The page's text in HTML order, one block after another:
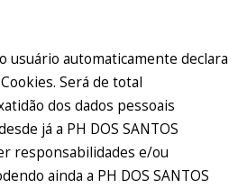
usuário automaticamente declara
Será de total
dos dados pessoais
já a PH DOS SANTOS
responsabilidades e/ou
ainda a PH DOS SANTOS